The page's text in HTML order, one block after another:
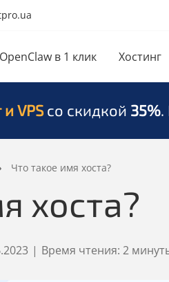
OpenClaw в 1 клик Хостинг
VPS со скидкой 35%.
Что такое имя хоста?
хоста?
| Время чтения: 2